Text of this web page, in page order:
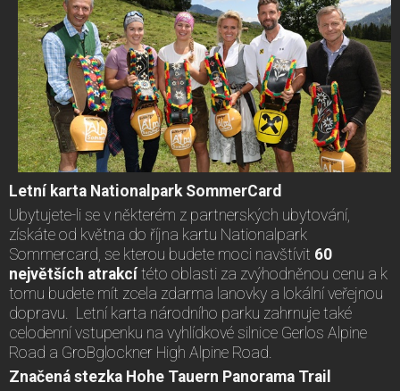
Letní karta Nationalpark SommerCard
Ubytujete-li se v některém z partnerských ubytování,
získáte od května do října kartu Nationalpark
Sommercard, se kterou budete moci navštívit 60
největších atrakcí této oblasti za zvýhodněnou cenu a k
tomu budete mít zcela zdarma lanovky a lokální veřejnou
dopravu. Letní karta národního parku zahrnuje také
celodenní vstupenku na vyhlídkové silnice Gerlos Alpine
Road a GroBglockner High Alpine Road.
Značená stezka Hohe Tauern Panorama Trail